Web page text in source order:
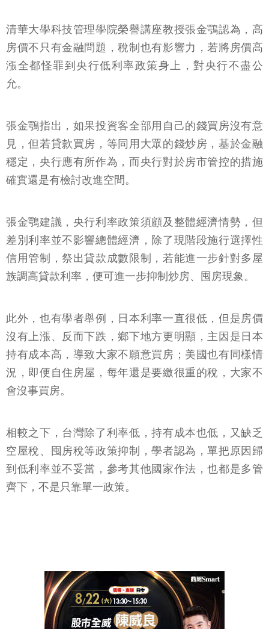
清華大學科技管理學院榮譽講座教授張金鶚認為，高
房價不只有金融問題，稅制也有影響力，若將房價高
漲全都怪罪到央行低利率政策身上，對央行不盡公
允。
張金鶚指出，如果投資客全部用自己的錢買房沒有意
見，但若貸款買房，等同用大眾的錢炒房，基於金融
穩定，央行應有所作為，而央行對於房市管控的措施
確實還是有檢討改進空間。
張金鶚建議，央行利率政策須顧及整體經濟情勢，但
差別利率並不影響總體經濟，除了現階段施行選擇性
信用管制，祭出貸款成數限制，若能進一步針對多屋
族調高貸款利率，便可進一步抑制炒房、囤房現象。
此外，也有學者舉例，日本利率一直很低，但是房價
沒有上漲、反而下跌，鄉下地方更明顯，主因是日本
持有成本高，導致大家不願意買房；美國也有同樣情
況，即便自住房屋，每年還是要繳很重的稅，大家不
會沒事買房。
相較之下，台灣除了利率低，持有成本也低，又缺乏
空屋稅、囤房稅等政策抑制，學者認為，單把原因歸
到低利率並不妥當，參考其他國家作法，也都是多管
齊下，不是只靠單一政策。